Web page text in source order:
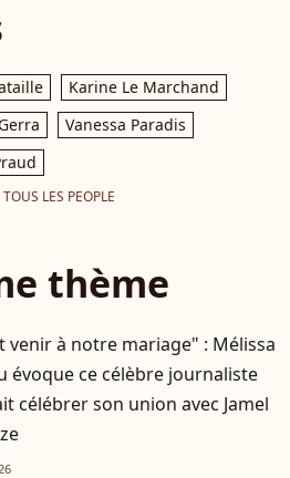
Karine Le Marchand
Vanessa Paradis
LES PEOPLE
thème
venir à notre mariage" : Mélissa
évoque ce célèbre journaliste
célébrer son union avec Jamel